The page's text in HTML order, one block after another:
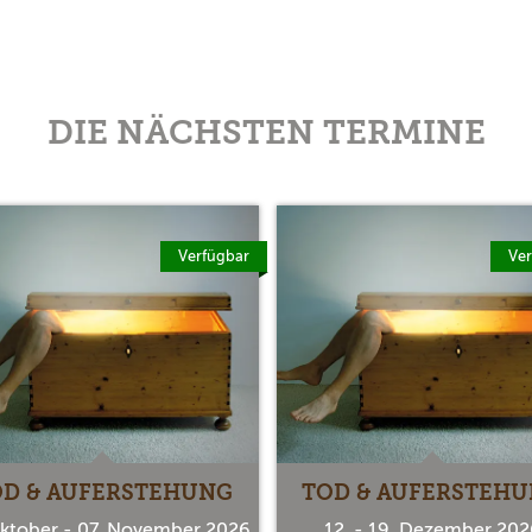
DIE NÄCHSTEN TERMINE
Verfügbar
& AUFERSTEHUNG TOD &